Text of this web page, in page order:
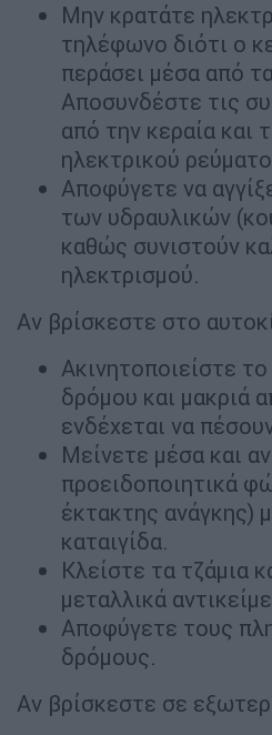
Μην κρατάτε
τηλέφωνο διότι ο
περάσει μέσα από
Αποσυνδέστε τις
από την κεραία και
ηλεκτρικού
Αποφύγετε να
των υδραυλικών
καθώς συνιστούν
ηλεκτρισμού.
Αν βρίσκεστε στο
Ακινητοποιείστε
δρόμου και μακριά
ενδέχεται να
Μείνετε μέσα και
προειδοποιητικά
έκτακτης ανάγκης)
καταιγίδα.
Κλείστε τα τζάμια
μεταλλικά
Αποφύγετε τους
δρόμους.
Αν βρίσκεστε σε